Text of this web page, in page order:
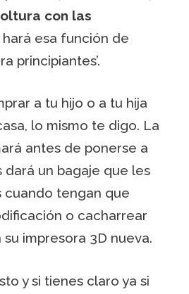
con las
hará esa función de
principiantes’.
a tu hijo o a tu hija
lo mismo te digo. La
antes de ponerse a
dará un bagaje que les
cuando tengan que
o cacharrear
impresora 3D nueva.
y si tienes claro ya si